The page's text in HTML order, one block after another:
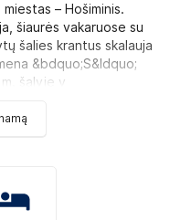
– Hošiminis.
šiaurės vakaruose su
šalies krantus skalauja
&bdquo;S&ldquo;
šalyje v